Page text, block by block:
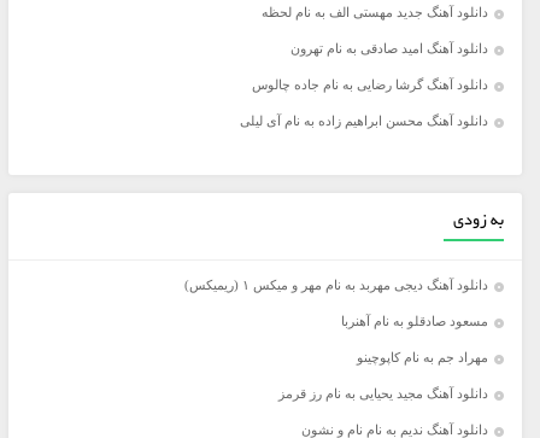
دانلود آهنگ جدید مهستی الف به نام لحظه
دانلود آهنگ امید صادقی به نام تهرون
دانلود آهنگ گرشا رضایی به نام جاده چالوس
دانلود آهنگ محسن ابراهیم زاده به نام آی لیلی
به زودی
دانلود آهنگ دیجی مهربد به نام مهر و میکس ۱ (ریمیکس)
مسعود صادقلو به نام آهنربا
مهراد جم به نام کاپوچینو
دانلود آهنگ مجید یحیایی به نام رز قرمز
دانلود آهنگ ندیم به نام نام و نشون